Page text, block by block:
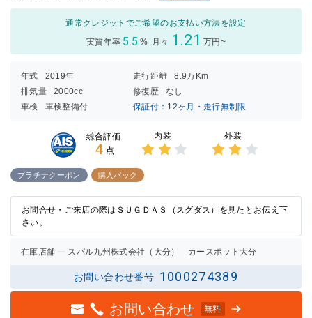
通常クレジットでご希望のお支払い方法を設定
実質年率 5.5 % 月々 1.21 万円~
年式 2019年 走行距離
8.9万Km
排気量
2000cc 修復歴
なし
車検
車検整備付 保証付：12ヶ月・走行無制限
総合評価
4 点
内装
2点の
外装
プラチナクーポン 購入パック
お問合せ・ご来店の際はＳＵＧＤＡＳ（スグダス）を見たとお伝え下
さい。
在庫店舗 スバル九州株式会社（大分） カースポット大分
お問い合わせ番号 1000274389
お問い合わせ 無料